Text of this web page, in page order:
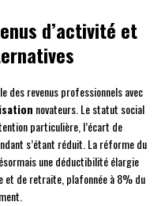
d’activité et
des revenus professionnels avec
novateurs. Le statut social
particulière, l’écart de
s’étant réduit. La réforme du
une déductibilité élargie
et de retraite, plafonnée à 8% du